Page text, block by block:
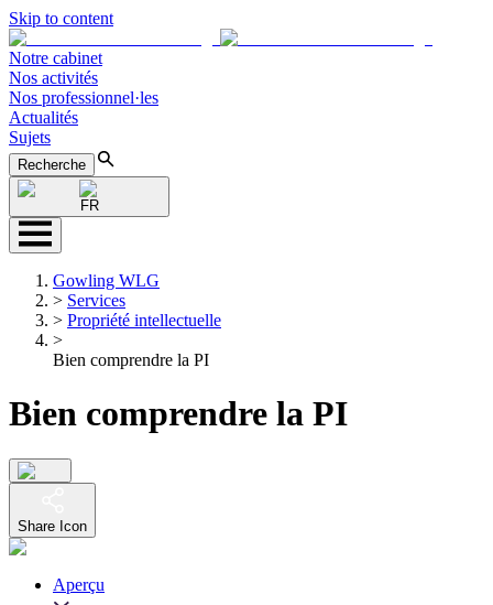
Skip to content
Notre cabinet
Nos activités
Nos professionnel·les
Actualités
Sujets
Recherche
FR
Gowling WLG
> Services
> Propriété intellectuelle
>
Bien comprendre la PI
Bien comprendre la PI
Share Icon
Aperçu